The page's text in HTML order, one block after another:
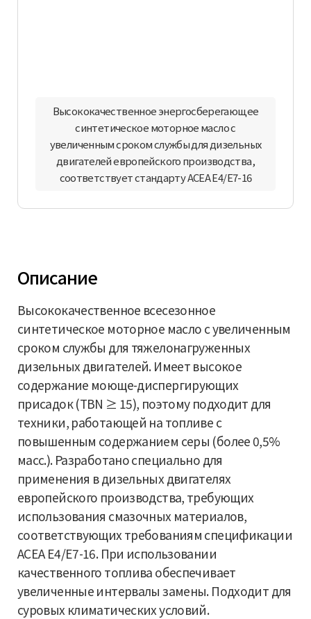
Высококачественное энергосберегающее
синтетическое моторное масло c
увеличенным сроком службы для дизельных
двигателей европейского производства,
соответствует стандарту ACEA E4/E7-16
Описание
Высококачественное всесезонное
синтетическое моторное масло c увеличенным
сроком службы для тяжелонагруженных
дизельных двигателей. Имеет высокое
содержание моюще-диспергирующих
присадок (TBN ≥ 15), поэтому подходит для
техники, работающей на топливе с
повышенным содержанием серы (более 0,5%
масс.). Разработано специально для
применения в дизельных двигателях
европейского производства, требующих
использования смазочных материалов,
соответствующих требованиям спецификации
ACEA E4/E7-16. При использовании
качественного топлива обеспечивает
увеличенные интервалы замены. Подходит для
суровых климатических условий.